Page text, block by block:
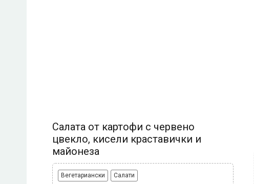
Салата от картофи с червено
цвекло, кисели краставички и
майонеза
Вегетариански Салати